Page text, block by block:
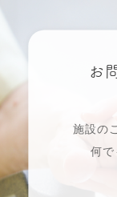
お
施設の
何で